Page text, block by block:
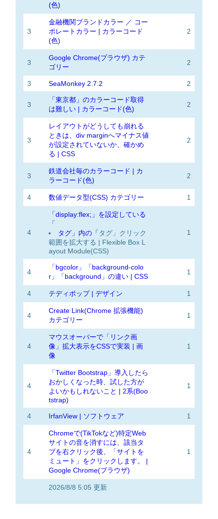
(色)
3
金融機関ブランドカラー ／ コー
ポレートカラー | カラーコード
(色)
2
3
Google Chrome(ブラウザ) カテ
ゴリー
2
3 SeaMonkey 2.7.2 2
3
「東京都」のカラーコード取得
は難しい | カラーコード(色)
2
3
レイアウトがどうしても崩れる
ときは、div marginへマイナス値
が設定されていないか、確かめ
る | CSS
2
3
鉄道会社毎のカラーコード | カ
ラーコード(色)
2
4 数値データ型(CSS) カテゴリー 1
4
「display:flex;」を設定している
「
タグ」内の「 タグ」クリック
範囲を拡大する | Flexible Box L
ayout Module(CSS)
1
4
「bgcolor」「background-colo
r」「background」の違い | CSS
1
4 テディポップ | デザイン 1
4
Create Link(Chrome 拡張機能)
カテゴリー
1
4
マウスオーバーで「リンク画
像」拡大表示をCSSで実装 | 画
像
1
4
「Twitter Bootstrap」導入したら
おかしくなった時、試した方が
よいかもしれないこと | 2系(Boo
tstrap)
1
4 IrfanView | ソフトウェア 1
4
Chromeで(TikTokなど)特定Web
サイトの音を消すには、該当タ
ブを右クリック後、「サイトを
ミュート」をクリックします。 |
Google Chrome(ブラウザ)
1
2026/8/8 5:05 更新